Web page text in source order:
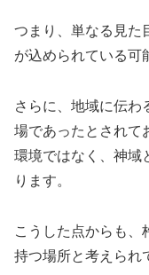
つまり、単なる見た
が込められている可
さらに、地域に伝わ
場であったとされて
環境ではなく、神域
ります。
こうした点からも、
持つ場所と考えられ